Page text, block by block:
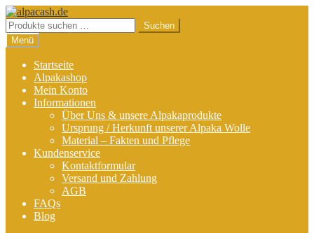
Zur
Navigation
springen
Zum
Inhalt
springen
Suchen
nach:
Suchen
Menü
Startseite
Alpakashop
Mein Konto
Informationen
Über Uns & unsere Alpakaprodukte
Ursprung / Herkunft unserer Alpaka Wolle
Material – Fakten und Pflege
Kundenservice
Kontaktformular
Versand und Zahlung
AGB
FAQs
Blog